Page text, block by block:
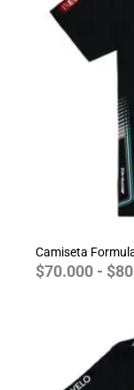
Camiseta
$70.000 - $